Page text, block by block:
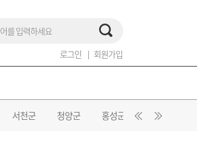
로그인 회원가입
서천군 청양군 홍성군 예산군